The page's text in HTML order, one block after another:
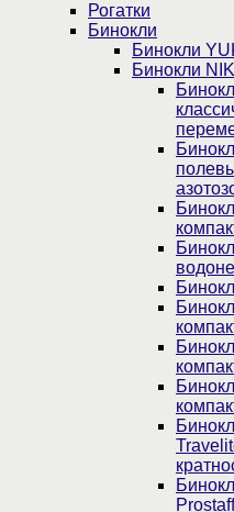
Рогатки
Бинокли
Бинокли
Бинокли